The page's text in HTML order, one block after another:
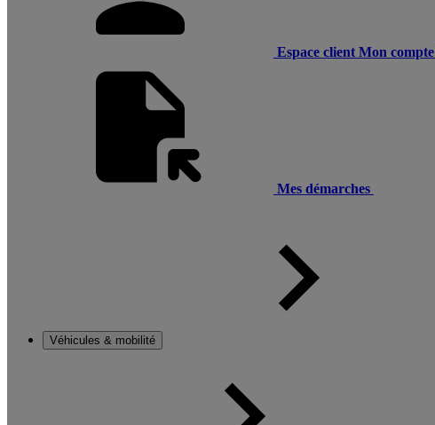
Espace client Mon compte
Mes démarches
Véhicules & mobilité